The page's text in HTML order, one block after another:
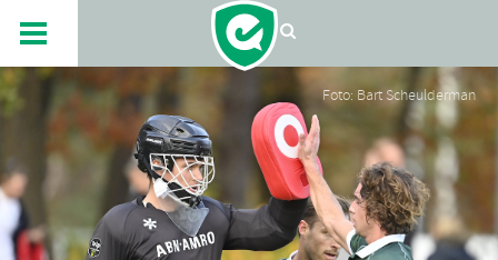
Foto: Bart Scheulderman